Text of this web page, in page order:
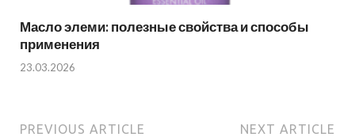
Масло элеми: полезные свойства и способы
применения
23.03.2026
PREVIOUS ARTICLE NEXT ARTICLE